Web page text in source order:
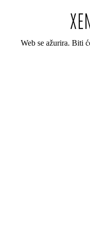
Web se ažurira. Biti